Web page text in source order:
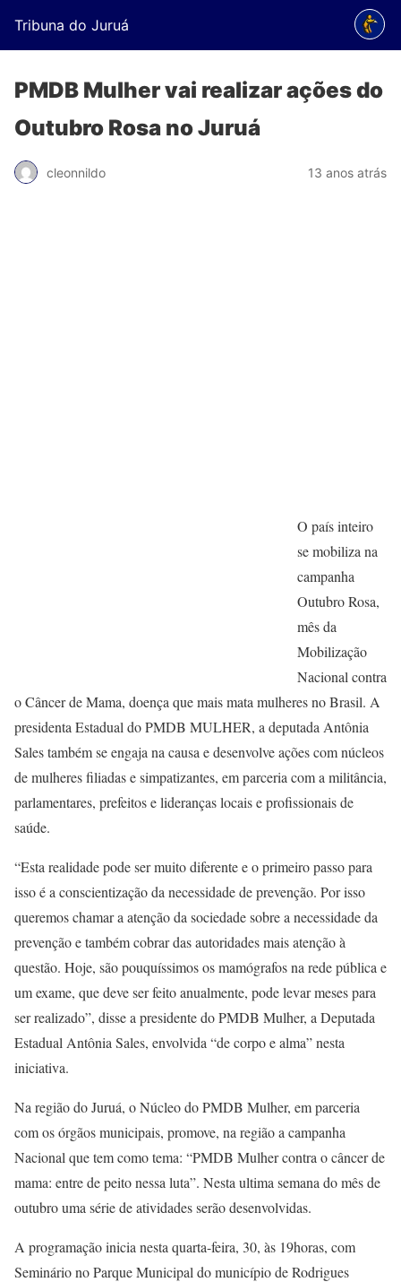
Tribuna do Juruá
PMDB Mulher vai realizar ações do
Outubro Rosa no Juruá
cleonnildo 13 anos atrás
O país inteiro
se mobiliza na
campanha
Outubro Rosa,
mês da
Mobilização
Nacional contra
o Câncer de Mama, doença que mais mata mulheres no Brasil. A
presidenta Estadual do PMDB MULHER, a deputada Antônia
Sales também se engaja na causa e desenvolve ações com núcleos
de mulheres filiadas e simpatizantes, em parceria com a militância,
parlamentares, prefeitos e lideranças locais e profissionais de
saúde.
“Esta realidade pode ser muito diferente e o primeiro passo para
isso é a conscientização da necessidade de prevenção. Por isso
queremos chamar a atenção da sociedade sobre a necessidade da
prevenção e também cobrar das autoridades mais atenção à
questão. Hoje, são pouquíssimos os mamógrafos na rede pública e
um exame, que deve ser feito anualmente, pode levar meses para
ser realizado”, disse a presidente do PMDB Mulher, a Deputada
Estadual Antônia Sales, envolvida “de corpo e alma” nesta
iniciativa.
Na região do Juruá, o Núcleo do PMDB Mulher, em parceria
com os órgãos municipais, promove, na região a campanha
Nacional que tem como tema: “PMDB Mulher contra o câncer de
mama: entre de peito nessa luta”. Nesta ultima semana do mês de
outubro uma série de atividades serão desenvolvidas.
A programação inicia nesta quarta-feira, 30, às 19horas, com
Seminário no Parque Municipal do município de Rodrigues